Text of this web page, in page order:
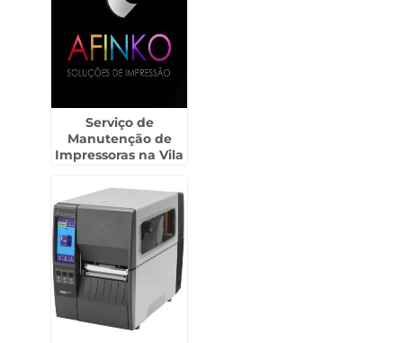
Serviço de
Manutenção de
Impressoras na Vila